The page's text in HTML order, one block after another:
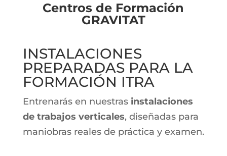
Centros de Formación
GRAVITAT
INSTALACIONES
PREPARADAS PARA LA
FORMACIÓN ITRA
Entrenarás en nuestras instalaciones
de trabajos verticales, diseñadas para
maniobras reales de práctica y examen.